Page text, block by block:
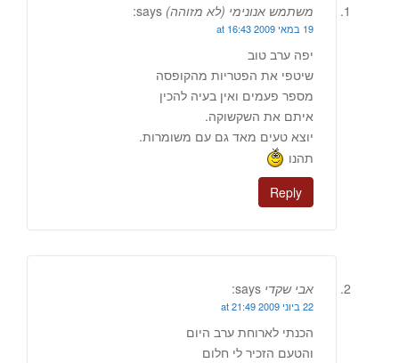
משתמש אנונימי (לא מזוהה) says:
19 במאי 2009 at 16:43
יפה ערב טוב
שיטפי את הפטריות מהקופסה
מספר פעמים ואין בעיה להכין
איתם את השקשוקה.
יוצא טעים מאד גם עם משומרות.
תהנו
Reply
אבי שקדי says:
22 ביוני 2009 at 21:49
הכנתי לארוחת ערב היום
והטעם הזכיר לי חלום